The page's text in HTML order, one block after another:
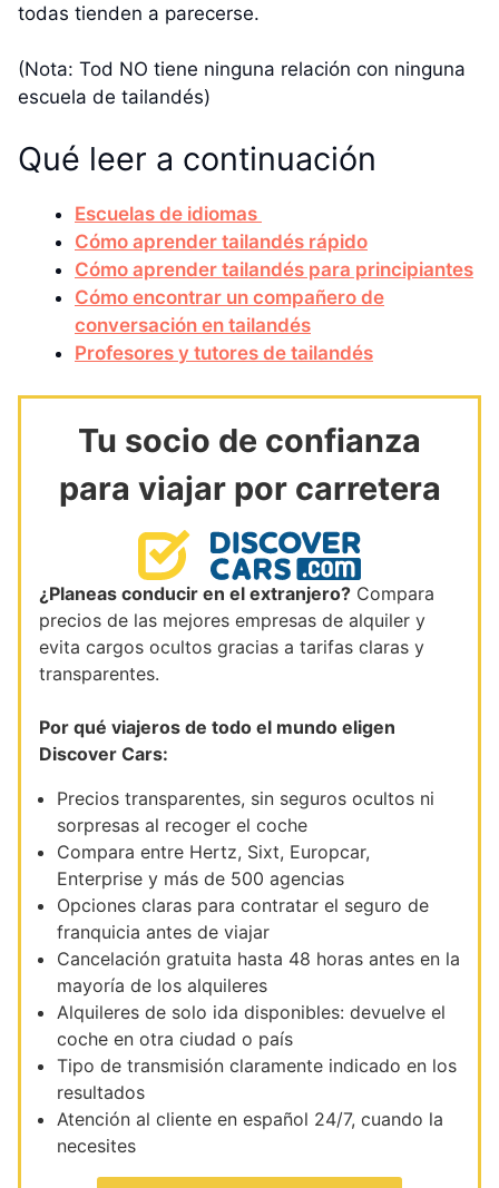
todas tienden a parecerse.
(Nota: Tod NO tiene ninguna relación con ninguna
escuela de tailandés)
Qué leer a continuación
Escuelas de idiomas
Cómo aprender tailandés rápido
Cómo aprender tailandés para principiantes
Cómo encontrar un compañero de
conversación en tailandés
Profesores y tutores de tailandés
Tu socio de confianza
para viajar por carretera
¿Planeas conducir en el extranjero? Compara
precios de las mejores empresas de alquiler y
evita cargos ocultos gracias a tarifas claras y
transparentes.
Por qué viajeros de todo el mundo eligen
Discover Cars:
Precios transparentes, sin seguros ocultos ni
sorpresas al recoger el coche
Compara entre Hertz, Sixt, Europcar,
Enterprise y más de 500 agencias
Opciones claras para contratar el seguro de
franquicia antes de viajar
Cancelación gratuita hasta 48 horas antes en la
mayoría de los alquileres
Alquileres de solo ida disponibles: devuelve el
coche en otra ciudad o país
Tipo de transmisión claramente indicado en los
resultados
Atención al cliente en español 24/7, cuando la
necesites